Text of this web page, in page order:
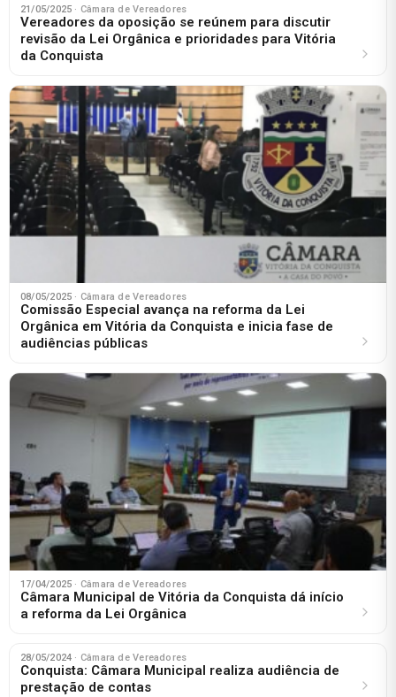
21/05/2025 · Câmara de Vereadores
Vereadores da oposição se reúnem para discutir
revisão da Lei Orgânica e prioridades para Vitória
da Conquista
08/05/2025 · Câmara de Vereadores
Comissão Especial avança na reforma da Lei
Orgânica em Vitória da Conquista e inicia fase de
audiências públicas
17/04/2025 · Câmara de Vereadores
Câmara Municipal de Vitória da Conquista dá início
a reforma da Lei Orgânica
28/05/2024 · Câmara de Vereadores
Conquista: Câmara Municipal realiza audiência de
prestação de contas